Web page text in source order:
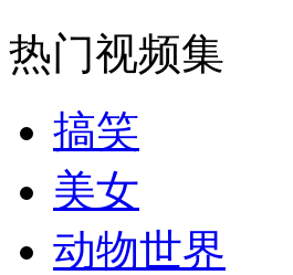
无痛分娩是否安全 医生回应
外交部：反对强权政治霸凌主义
热门视频集
搞笑
美女
动物世界